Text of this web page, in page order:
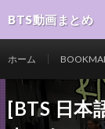
BTS動画まとめ
ホーム
[BTS 日本